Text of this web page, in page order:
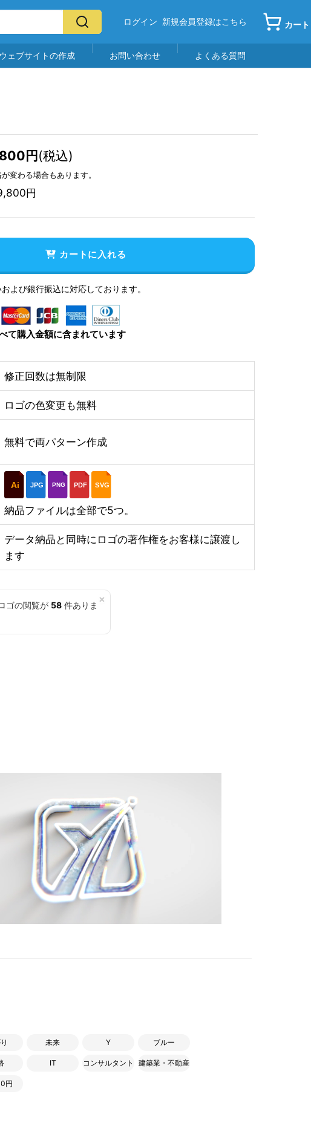
ログイン 新規会員登録はこちら カート
ウェブサイトの作成 お問い合わせ よくある質問
円(税込)
変わる場合もあります。
円
カートに入れる
よび銀行振込に対応しております。
て購入金額に含まれています
修正回数は無制限
ロゴの色変更も無料
無料で両パターン作成
Ai JPG PNG PDF SVG
納品ファイルは全部で5つ。
データ納品と同時にロゴの著作権をお客様に譲渡し
ます
×
ゴの閲覧が 58 件ありま
未来 Y ブルー
IT コンサルタント 建築業・不動産
円